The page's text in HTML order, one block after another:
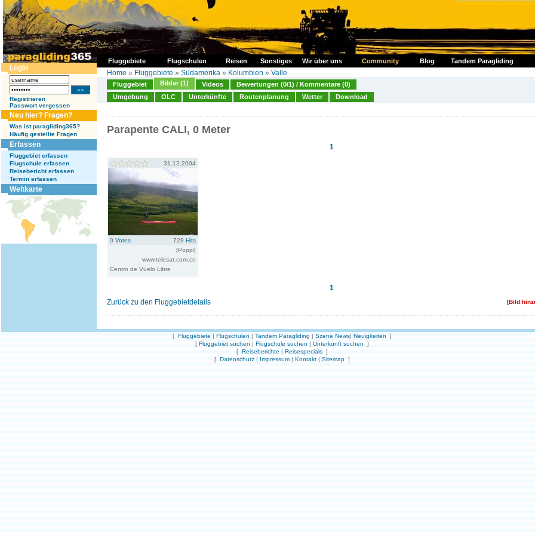
Fluggebiete Flugschulen Reisen Sonstiges Wir über uns Community Blog Tandem Paragliding
Login
Registrieren
Passwort vergessen
Neu hier? Fragen?
Was ist paragliding365?
Häufig gestellte Fragen
Erfassen
Fluggebiet erfassen
Flugschule erfassen
Reisebericht erfassen
Termin erfassen
Weltkarte
Home » Fluggebiete » Südamerika » Kolumbien » Valle
Fluggebiet Bilder (1) Videos
Bewertungen (0/1) / Kommentare (0)
Umgebung
OLC Unterkünfte Routenplanung Wetter Download
Parapente CALI, 0 Meter
1
31.12.2004
0 Votes 728 Hits
[Poppi]
www.telesat.com.co
Centro de Vuelo Libre
1
Zurück zu den Fluggebietdetails
[Bild
[ Fluggebiete | Flugschulen | Tandem Paragliding | Szene News| Neuigkeiten ]
[ Fluggebiet suchen | Flugschule suchen | Unterkunft suchen ]
[ Reiseberichte | Reisespecials ]
[ Datenschutz | Impressum | Kontakt | Sitemap ]